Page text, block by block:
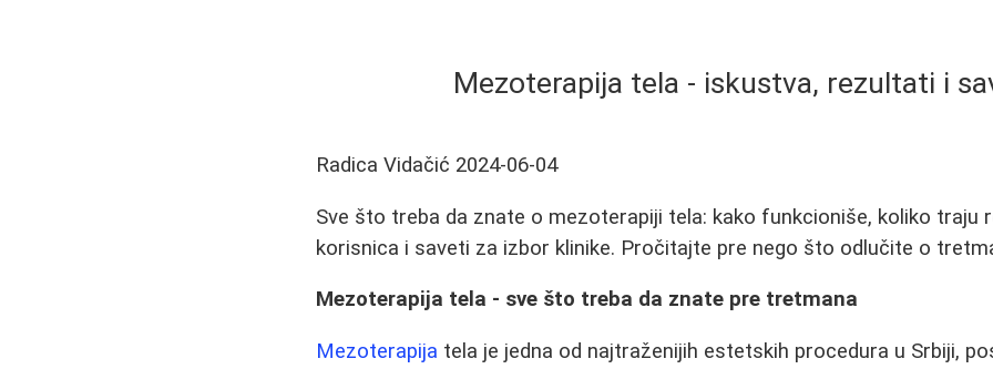
Mezoterapija tela - iskustva, rezultati i
Radica Vidačić 2024-06-04
Sve što treba da znate o mezoterapiji tela: kako funkcioniše, koliko traju
korisnica i saveti za izbor klinike. Pročitajte pre nego što odlučite o
Mezoterapija tela - sve što treba da znate pre tretmana
Mezoterapija tela je jedna od najtraženijih estetskih procedura u Srbiji,